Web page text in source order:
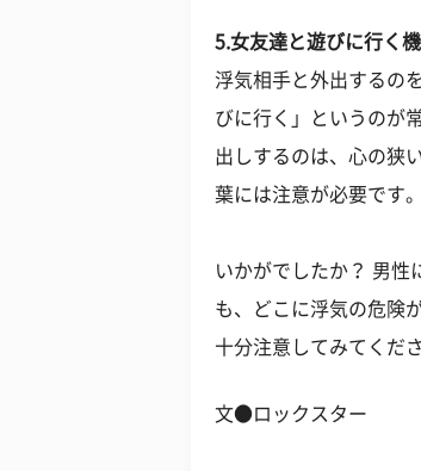
5.女友達と遊びに行く
浮気相手と外出するの
びに行く」というのが
出しするのは、心の狭
葉には注意が必要です。
いかがでしたか？ 男性
も、どこに浮気の危険
十分注意してみてくだ
文●ロックスター